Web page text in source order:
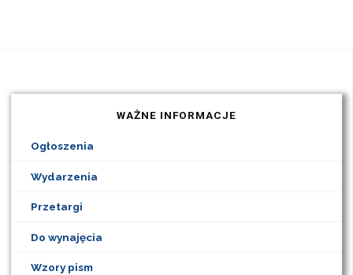
WAŻNE INFORMACJE
Ogłoszenia
Wydarzenia
Przetargi
Do wynajęcia
Wzory pism